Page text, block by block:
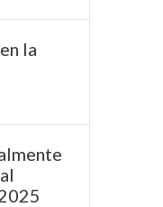
la